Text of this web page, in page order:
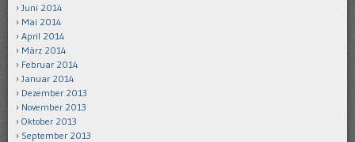
Juni 2014
Mai 2014
April 2014
März 2014
Februar 2014
Januar 2014
Dezember 2013
November 2013
Oktober 2013
September 2013